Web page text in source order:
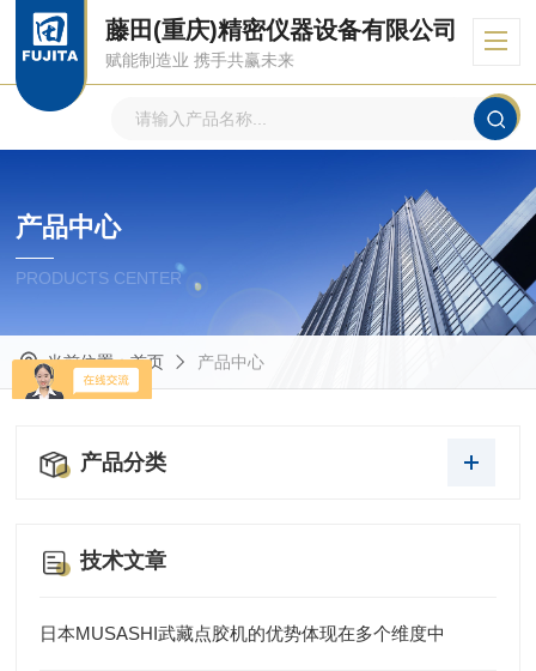
藤田(重庆)精密仪器设备有限公司
赋能制造业 携手共赢未来
产品中心
PRODUCTS CENTER
当前位置：首页 产品中心
产品分类
技术文章
日本MUSASHI武藏点胶机的优势体现在多个维度中